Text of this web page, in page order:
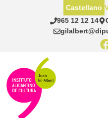
965 12 12 14
Castellano